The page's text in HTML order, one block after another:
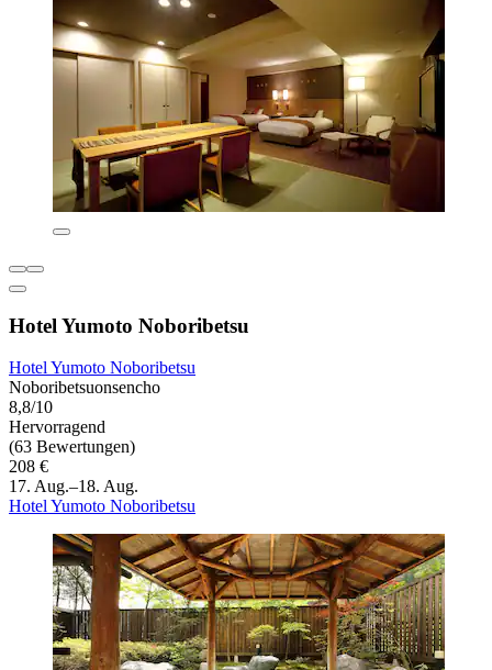
Hotel Yumoto Noboribetsu
Hotel Yumoto Noboribetsu
Noboribetsuonsencho
8,8/10
Hervorragend
(63 Bewertungen)
208 €
17. Aug.–18. Aug.
Hotel Yumoto Noboribetsu